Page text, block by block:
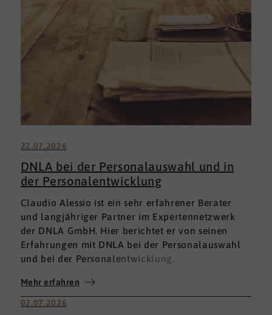
22.07.2026
DNLA bei der Personalauswahl und in
der Personalentwicklung
Claudio Alessio ist ein sehr erfahrener Berater
und langjähriger Partner im Expertennetzwerk
der DNLA GmbH. Hier berichtet er von seinen
Erfahrungen mit DNLA bei der Personalauswahl
und bei der Personalentwicklung.
Mehr erfahren
02.07.2026